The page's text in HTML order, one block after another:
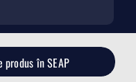
în SEAP